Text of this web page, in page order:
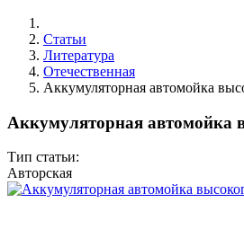
Статьи
Литература
Отечественная
Аккумуляторная автомойка
Аккумуляторная автомойка
Тип статьи:
Авторская